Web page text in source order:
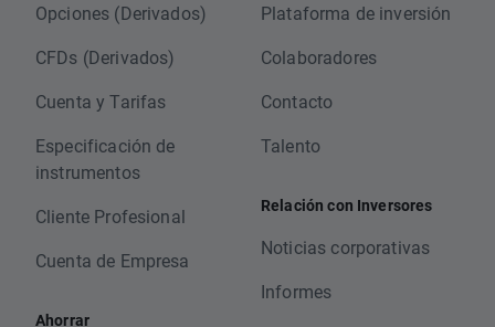
Opciones (Derivados)
CFDs (Derivados)
Cuenta y Tarifas
Especificación de
instrumentos
Cliente Profesional
Cuenta de Empresa
Ahorrar
Plataforma de inversión
Colaboradores
Contacto
Talento
Relación con Inversores
Noticias corporativas
Informes